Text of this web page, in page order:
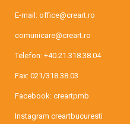
E-mail: office@creart.ro
comunicare@creart.ro
Telefon: +40.21.318.38.04
Fax: 021/318.38.03
Facebook: creartpmb
Instagram creartbucuresti